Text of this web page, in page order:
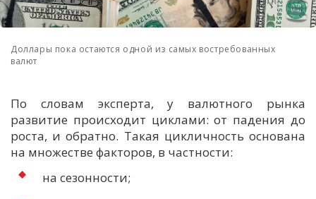
Доллары пока остаются одной из самых востребованных
валют
По словам эксперта, у валютного рынка
развитие происходит циклами: от падения до
роста, и обратно. Такая цикличность основана
на множестве факторов, в частности:
на сезонности;